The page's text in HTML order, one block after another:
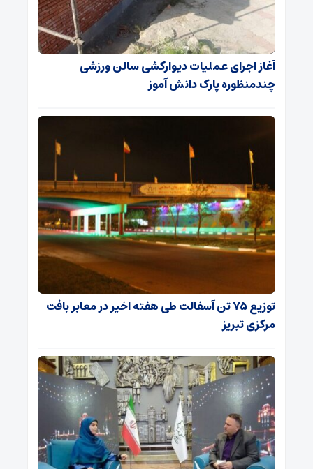
آغاز اجرای عملیات دیوارکشی سالن ورزشی
چندمنظوره پارک دانش آموز
توزیع ۷۵ تن آسفالت طی هفته اخیر در معابر بافت
مرکزی تبریز